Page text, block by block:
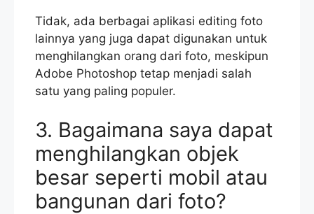
Tidak, ada berbagai aplikasi editing foto
lainnya yang juga dapat digunakan untuk
menghilangkan orang dari foto, meskipun
Adobe Photoshop tetap menjadi salah
satu yang paling populer.
3. Bagaimana saya dapat
menghilangkan objek
besar seperti mobil atau
bangunan dari foto?